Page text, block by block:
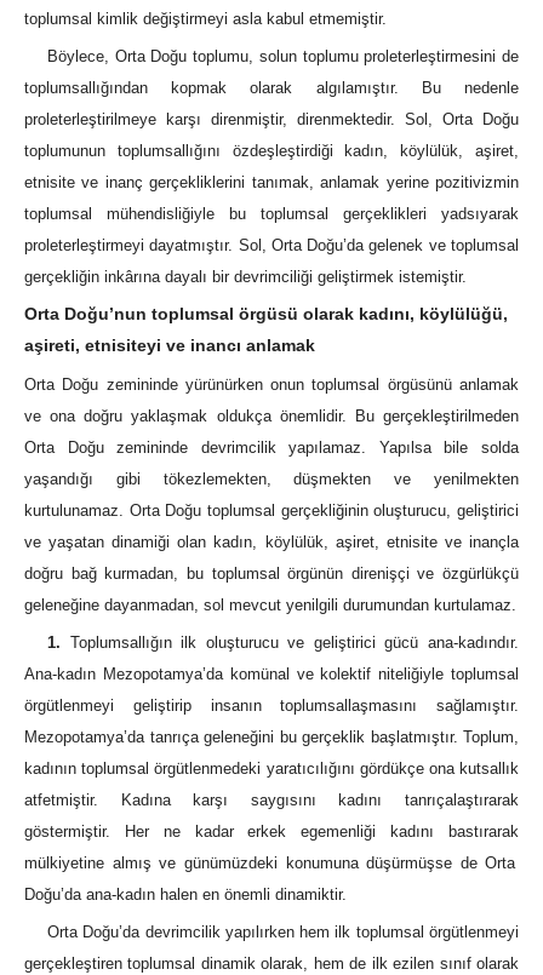
toplumsal kimlik değiştirmeyi asla kabul etmemiştir.
Böylece, Orta Doğu toplumu, solun toplumu proleterleştirmesini de
toplumsallığından kopmak olarak algılamıştır. Bu nedenle
proleterleştirilmeye karşı direnmiştir, direnmektedir. Sol, Orta Doğu
toplumunun toplumsallığını özdeşleştirdiği kadın, köylülük, aşiret,
etnisite ve inanç gerçekliklerini tanımak, anlamak yerine pozitivizmin
toplumsal mühendisliğiyle bu toplumsal gerçeklikleri yadsıyarak
proleterleştirmeyi dayatmıştır. Sol, Orta Doğu’da gelenek ve toplumsal
gerçekliğin inkârına dayalı bir devrimciliği geliştirmek istemiştir.
Orta Doğu’nun toplumsal örgüsü olarak kadını, köylülüğü,
aşireti, etnisiteyi ve inancı anlamak
Orta Doğu zemininde yürünürken onun toplumsal örgüsünü anlamak
ve ona doğru yaklaşmak oldukça önemlidir. Bu gerçekleştirilmeden
Orta Doğu zemininde devrimcilik yapılamaz. Yapılsa bile solda
yaşandığı gibi tökezlemekten, düşmekten ve yenilmekten
kurtulunamaz. Orta Doğu toplumsal gerçekliğinin oluşturucu, geliştirici
ve yaşatan dinamiği olan kadın, köylülük, aşiret, etnisite ve inançla
doğru bağ kurmadan, bu toplumsal örgünün direnişçi ve özgürlükçü
geleneğine dayanmadan, sol mevcut yenilgili durumundan kurtulamaz.
1. Toplumsallığın ilk oluşturucu ve geliştirici gücü ana-kadındır.
Ana-kadın Mezopotamya’da komünal ve kolektif niteliğiyle toplumsal
örgütlenmeyi geliştirip insanın toplumsallaşmasını sağlamıştır.
Mezopotamya’da tanrıça geleneğini bu gerçeklik başlatmıştır. Toplum,
kadının toplumsal örgütlenmedeki yaratıcılığını gördükçe ona kutsallık
atfetmiştir. Kadına karşı saygısını kadını tanrıçalaştırarak
göstermiştir. Her ne kadar erkek egemenliği kadını bastırarak
mülkiyetine almış ve günümüzdeki konumuna düşürmüşse de Orta
Doğu’da ana-kadın halen en önemli dinamiktir.
Orta Doğu’da devrimcilik yapılırken hem ilk toplumsal örgütlenmeyi
gerçekleştiren toplumsal dinamik olarak, hem de ilk ezilen sınıf olarak